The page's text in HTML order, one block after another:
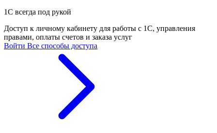
1С всегда под рукой
Доступ к личному кабинету для работы с 1С, управления
правами, оплаты счетов и заказа услуг
Войти Все способы доступа